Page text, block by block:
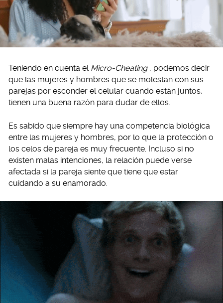
Teniendo en cuenta el Micro-Cheating , podemos decir
que las mujeres y hombres que se molestan con sus
parejas por esconder el celular cuando están juntos,
tienen una buena razón para dudar de ellos.
Es sabido que siempre hay una competencia biológica
entre las mujeres y hombres, por lo que la protección o
los celos de pareja es muy frecuente. Incluso si no
existen malas intenciones, la relación puede verse
afectada si la pareja siente que tiene que estar
cuidando a su enamorado.